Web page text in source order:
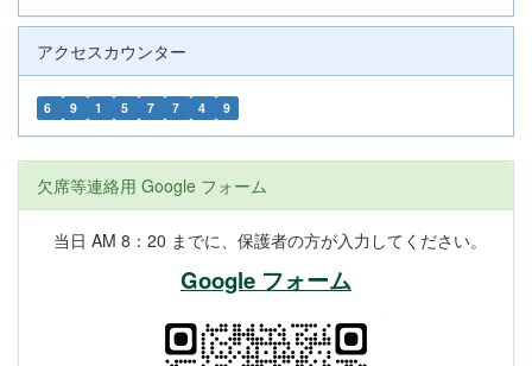
き、 関東ブロック代表として第80回国民
スポーツ大会（本大会）に出場を決めまし
た。 第80回国民スポーツ大会（本大会）
マエダアリーナ、野辺地高校体育館他にて行
われます。 引き続き温かいご声援をよろし
くお願いします。
アクセスカウンター
6 9 1 5 7 7 4 9
欠席等連絡用 Google フォーム
当日 AM 8：20 までに、保護者の方が入力してください。
Google フォーム